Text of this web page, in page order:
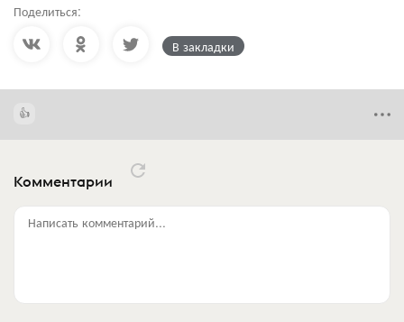
Поделиться:
В закладки
Комментарии
Написать комментарий...